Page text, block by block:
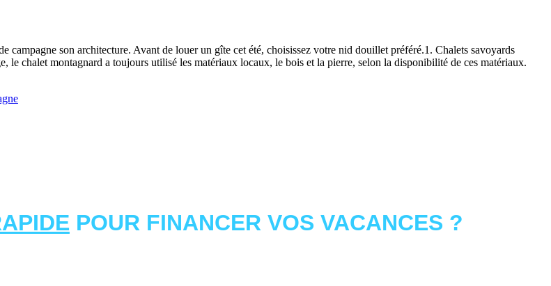
son architecture. Avant de louer un gîte cet été, choisissez votre nid douillet préféré.1. Chalets savoyards
le chalet montagnard a toujours utilisé les matériaux locaux, le bois et la pierre, selon la disponibilité de ces matériaux.
POUR FINANCER VOS VACANCES ?